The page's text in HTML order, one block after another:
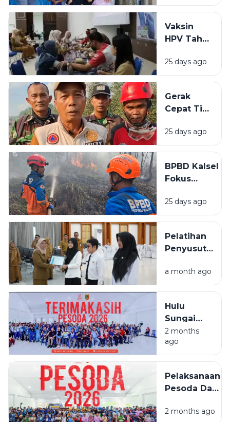
Bantuan
untuk
Stunting
Rumah
Layak Huni
Vaksin
HPV Tahap
BBPOM
Banjarbaru
Target
Peserta
25 days ago
Gerak
Cepat Tim
Cegah
Karhutla
Landasan
Ulin Timur
25 days ago
BPBD Kalsel
Fokus
Permukiman
Saat
Meluas di
Banjarbaru
25 days ago
Pelatihan
Penyusutan
BPSDMD
Kalsel
ASN Lulus
a month ago
Hulu
Sungai
Selatan
Juara
Umum
2026
2 months
ago
Pelaksanaan
Pesoda Dan
Ditengah
2 months ago